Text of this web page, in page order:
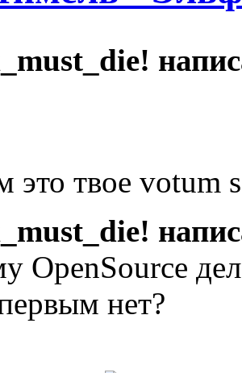
это твое votum
OpenSource
нет?